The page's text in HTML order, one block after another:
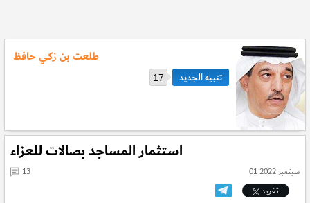
طلعت بن زكي حافظ
17
استثمار المساجد بصالات للعزاء
01 سبتمبر 2022
13
تغريد